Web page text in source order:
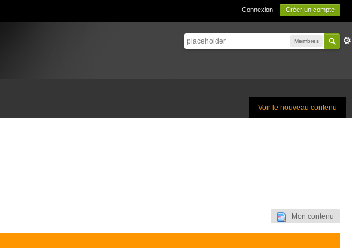
Connexion Créer un compte
Membres
Voir le nouveau contenu
Mon contenu